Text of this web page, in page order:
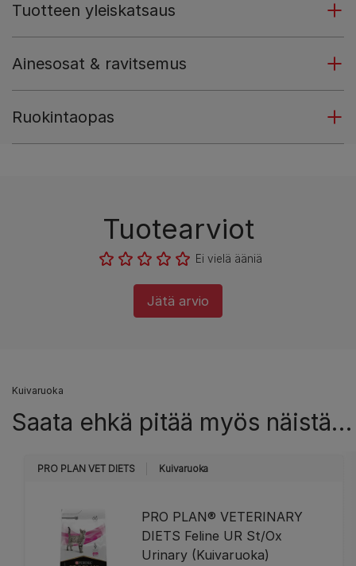
Tuotteen yleiskatsaus
Ainesosat & ravitsemus
Ruokintaopas
Tuotearviot
Ei vielä ääniä
Jätä arvio
Kuivaruoka
Saata ehkä pitää myös näistä…
PRO PLAN VET DIETS Kuivaruoka
PRO PLAN® VETERINARY
DIETS Feline UR St/Ox
Urinary (Kuivaruoka)